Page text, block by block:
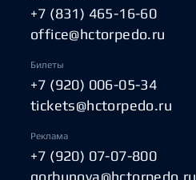
+7 (831) 465-16-60
office@hctorpedo.ru
Билеты
+7 (920) 006-05-34
tickets@hctorpedo.ru
Реклама
+7 (920) 07-07-800
gorbunova@hctorpedo.ru